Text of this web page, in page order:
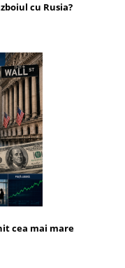
cu Rusia?
cea mai mare